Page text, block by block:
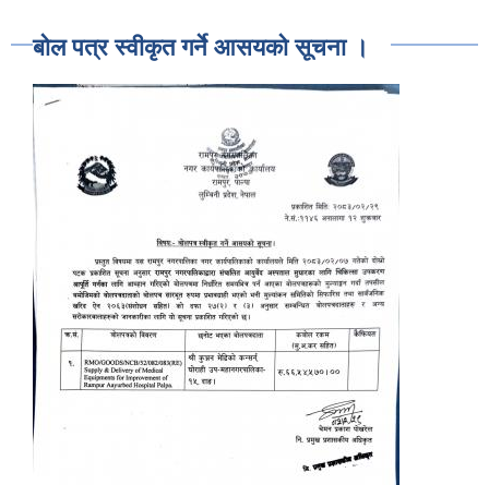
बोल पत्र स्वीकृत गर्ने आसयको सूचना ।